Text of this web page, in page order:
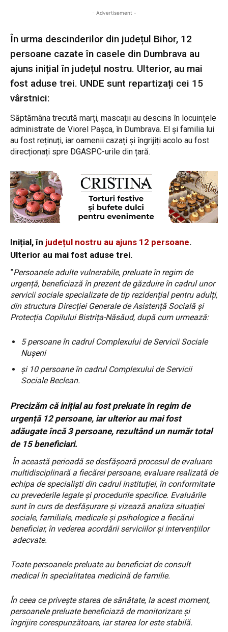
- Advertisement -
În urma descinderilor din județul Bihor, 12
persoane cazate în casele din Dumbrava au
ajuns inițial în județul nostru. Ulterior, au mai
fost aduse trei. UNDE sunt repartizați cei 15
vârstnici:
Săptămâna trecută marți, mascații au descins în locuințele
administrate de Viorel Pașca, în Dumbrava. El și familia lui
au fost reținuți, iar oamenii cazați și îngrijiți acolo au fost
direcționați spre DGASPC-urile din țară.
Inițial, în județul nostru au ajuns 12 persoane.
Ulterior au mai fost aduse trei.
”Persoanele adulte vulnerabile, preluate în regim de
urgență, beneficiază în prezent de găzduire în cadrul unor
servicii sociale specializate de tip rezidențial pentru adulți,
din structura Direcției Generale de Asistență Socială și
Protecția Copilului Bistrița-Năsăud, după cum urmează:
5 persoane în cadrul Complexului de Servicii Sociale
Nușeni
și 10 persoane în cadrul Complexului de Servicii
Sociale Beclean.
Precizăm că inițial au fost preluate în regim de
urgență 12 persoane, iar ulterior au mai fost
adăugate încă 3 persoane, rezultând un număr total
de 15 beneficiari.
În această perioadă se desfășoară procesul de evaluare
multidisciplinară a fiecărei persoane, evaluare realizată de
echipa de specialiști din cadrul instituției, în conformitate
cu prevederile legale și procedurile specifice. Evaluările
sunt în curs de desfășurare și vizează analiza situației
sociale, familiale, medicale și psihologice a fiecărui
beneficiar, în vederea acordării serviciilor și intervențiilor
adecvate.
Toate persoanele preluate au beneficiat de consult
medical în specialitatea medicină de familie.
În ceea ce privește starea de sănătate, la acest moment,
persoanele preluate beneficiază de monitorizare și
îngrijire corespunzătoare, iar starea lor este stabilă.